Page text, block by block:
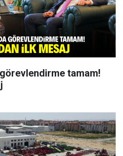
tamam!